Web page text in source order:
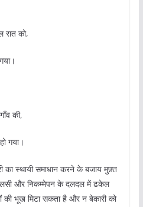
रात को,
की,
गया।
का स्थायी समाधान करने के बजाय मुफ़्त
और निकम्मेपन के दलदल में ढकेल
भूख मिटा सकता है और न बेकारी को